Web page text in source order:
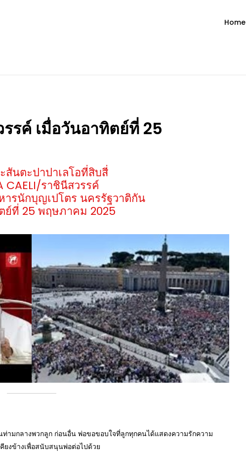
Home
รค์ เมื่อวันอาทิตย์ที่ 25
สันตะปาปาเลโอที่สิบสี่
CAELI/ราชินีสวรรค์
รนักบุญเปโตร นครรัฐวาติกัน
ย์ที่ 25 พฤษภาคม 2025
กลางพวกลูก ก่อนอื่น พ่อขอขอบใจที่ลูกทุกคนได้แสดงความรักความ
ยงข้างเพื่อสนับสนุนพ่อต่อไปด้วย